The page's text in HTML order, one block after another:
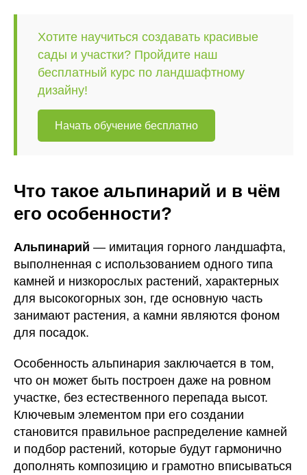
Хотите научиться создавать красивые
сады и участки? Пройдите наш
бесплатный курс по ландшафтному
дизайну!
Начать обучение бесплатно
Что такое альпинарий и в чём
его особенности?
Альпинарий — имитация горного ландшафта,
выполненная с использованием одного типа
камней и низкорослых растений, характерных
для высокогорных зон, где основную часть
занимают растения, а камни являются фоном
для посадок.
Особенность альпинария заключается в том,
что он может быть построен даже на ровном
участке, без естественного перепада высот.
Ключевым элементом при его создании
становится правильное распределение камней
и подбор растений, которые будут гармонично
дополнять композицию и грамотно вписываться